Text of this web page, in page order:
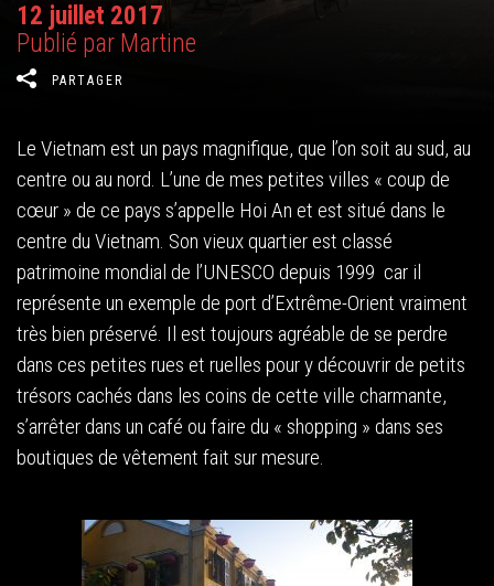
12 juillet 2017
Publié par Martine
PARTAGER
Le Vietnam est un pays magnifique, que l’on soit au sud, au
centre ou au nord. L’une de mes petites villes « coup de
cœur » de ce pays s’appelle Hoi An et est situé dans le
centre du Vietnam. Son vieux quartier est classé
patrimoine mondial de l’UNESCO depuis 1999 car il
représente un exemple de port d’Extrême-Orient vraiment
très bien préservé. Il est toujours agréable de se perdre
dans ces petites rues et ruelles pour y découvrir de petits
trésors cachés dans les coins de cette ville charmante,
s’arrêter dans un café ou faire du « shopping » dans ses
boutiques de vêtement fait sur mesure.